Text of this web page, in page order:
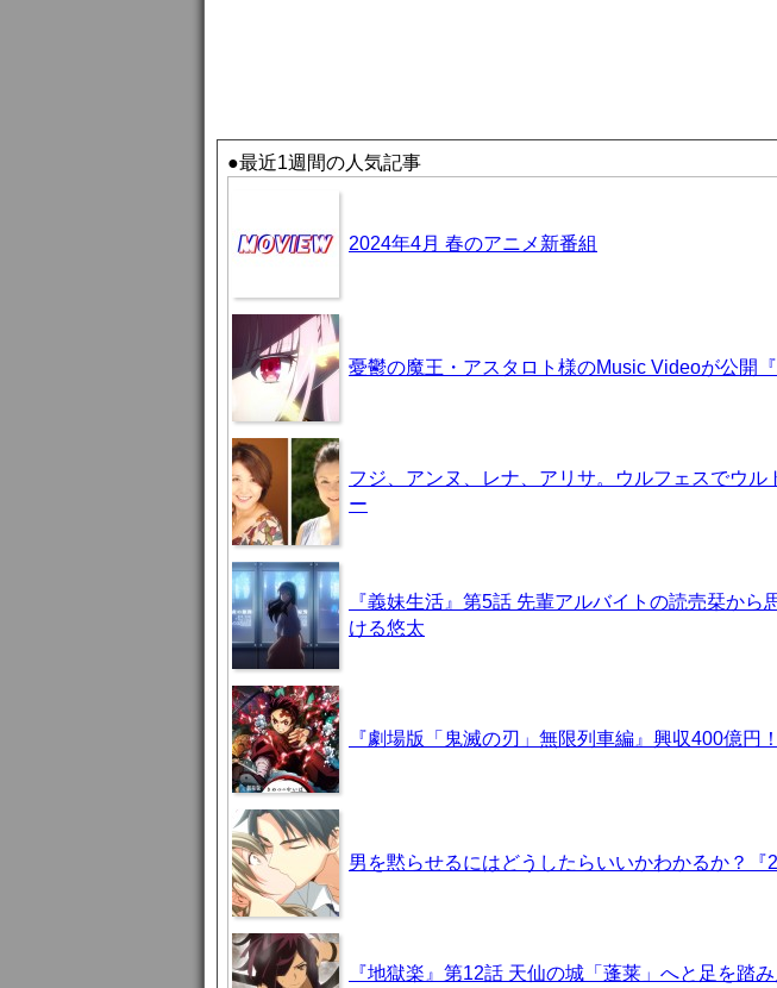
●最近1週間の人気記事
2024年4月 春のアニメ新番組
憂鬱の魔王・アスタロト様のMusic Videoが公開『
フジ、アンヌ、レナ、アリサ。ウルフェスでウル
ー
『義妹生活』第5話 先輩アルバイトの読売栞から
ける悠太
『劇場版「鬼滅の刃」無限列車編』興収400億
男を黙らせるにはどうしたらいいかわかるか？『
『地獄楽』第12話 天仙の城「蓬莱」へと足を踏